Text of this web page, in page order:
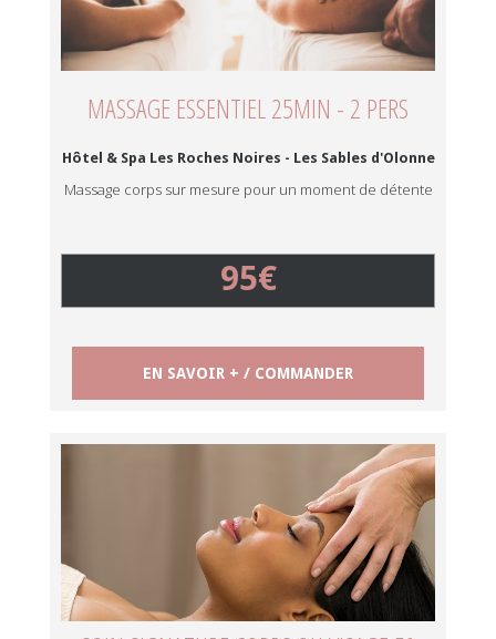
MASSAGE ESSENTIEL 25MIN - 2 PERS
Hôtel & Spa Les Roches Noires - Les Sables d'Olonne
Massage corps sur mesure pour un moment de détente
95€
EN SAVOIR + / COMMANDER